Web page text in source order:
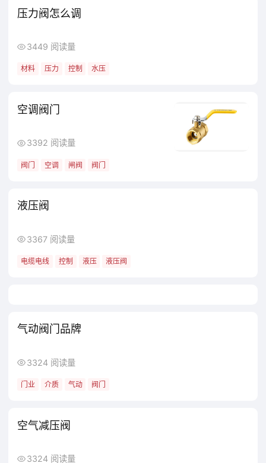
压力阀怎么调
3449 阅读量
材料 压力 控制 水压
空调阀门
3392 阅读量
阀门 空调 闸阀 阀门
液压阀
3367 阅读量
电缆电线 控制 液压 液压阀
气动阀门品牌
3324 阅读量